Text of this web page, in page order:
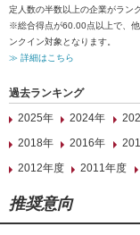
定人数の半数以上の企業がラン
※総合得点が60.00点以上で、
ンクイン対象となります。
≫ 詳細はこちら
過去ランキング
2025年
2024年
2018年
2016年
2012年度
2011年度
推奨意向